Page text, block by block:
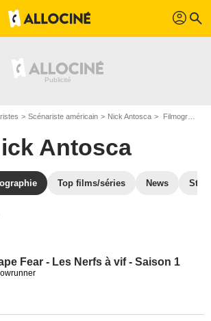
profil search
Scénariste américain Nick Antosca Filmographie Nick Antosca
Antosca
Top films/séries News
Fear - Les Nerfs à vif - Saison 1